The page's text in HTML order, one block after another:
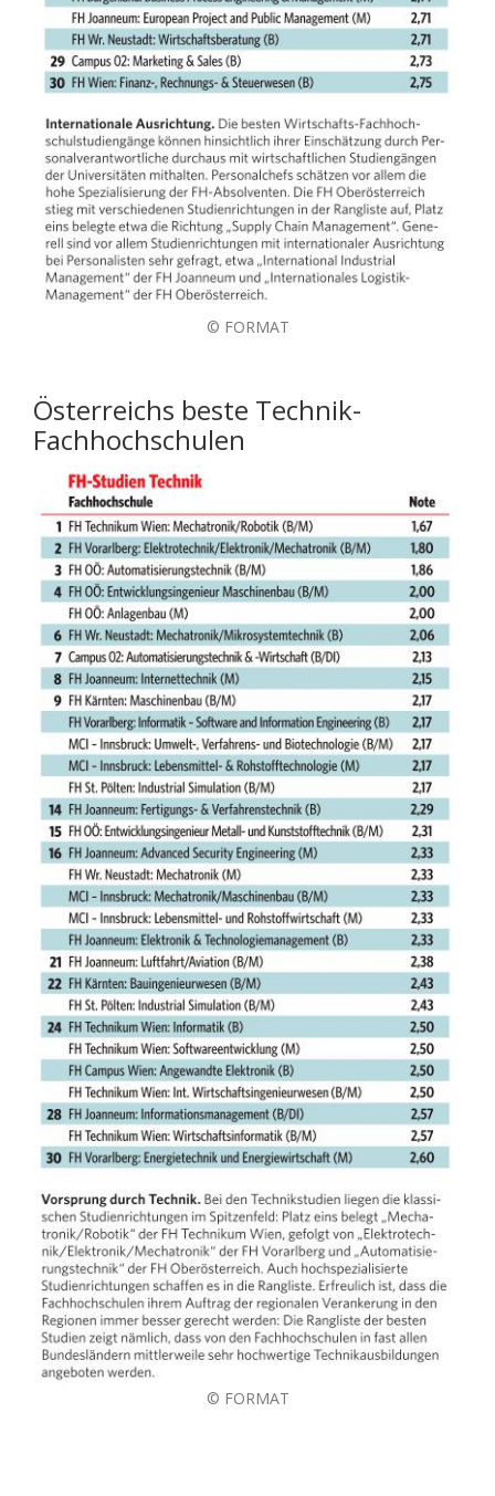
© FORMAT
Österreichs beste Technik-
Fachhochschulen
© FORMAT